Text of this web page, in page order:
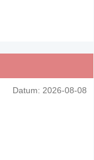
Datum: 2026-08-08